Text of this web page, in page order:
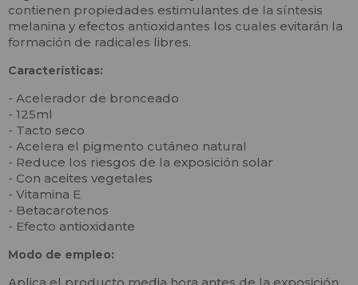
contienen propiedades estimulantes de la síntesis
melanina y efectos antioxidantes los cuales evitarán la
formación de radicales libres.
Características:
- Acelerador de bronceado
- 125ml
- Tacto seco
- Acelera el pigmento cutáneo natural
- Reduce los riesgos de la exposición solar
- Con aceites vegetales
- Vitamina E
- Betacarotenos
- Efecto antioxidante
Modo de empleo: